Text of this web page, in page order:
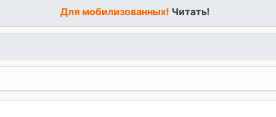
Для мобилизованных! Читать!